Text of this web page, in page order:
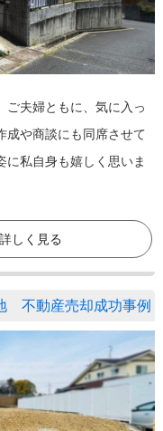
ご夫婦ともに、気に入っ
成や商談にも同席させて
に私自身も嬉しく思いま
しく見る
不動産売却成功事例